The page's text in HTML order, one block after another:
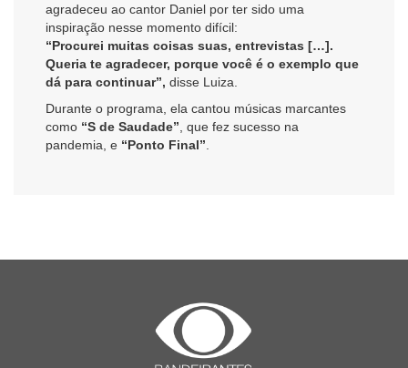
agradeceu ao cantor Daniel por ter sido uma
inspiração nesse momento difícil:
“Procurei muitas coisas suas, entrevistas […].
Queria te agradecer, porque você é o exemplo que
dá para continuar”, disse Luiza.
Durante o programa, ela cantou músicas marcantes
como “S de Saudade” , que fez sucesso na
pandemia, e “Ponto Final”